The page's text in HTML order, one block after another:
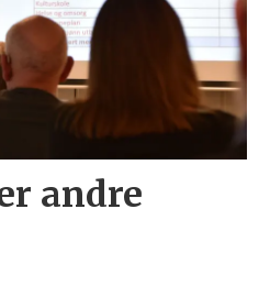
andre